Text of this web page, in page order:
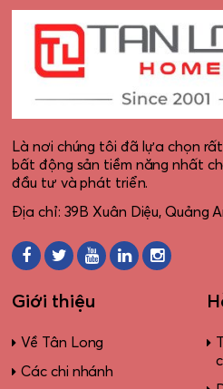
Là nơi chúng tôi đã lựa chọn
bất động sản tiềm năng nhất
đầu tư và phát triển.
Địa chỉ: 39B Xuân Diệu, Quảng
Giới thiệu
Về Tân Long
Các chi nhánh